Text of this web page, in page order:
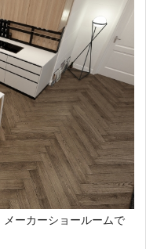
ーカーショールームで